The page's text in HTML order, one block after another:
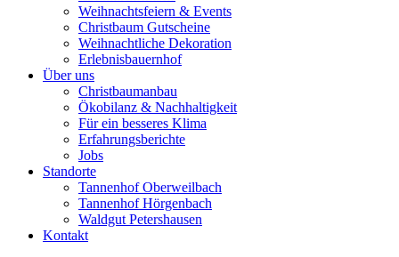
Weihnachtsfeiern & Events
Christbaum Gutscheine
Weihnachtliche Dekoration
Erlebnisbauernhof
Über uns
Christbaumanbau
Ökobilanz & Nachhaltigkeit
Für ein besseres Klima
Erfahrungsberichte
Jobs
Standorte
Tannenhof Oberweilbach
Tannenhof Hörgenbach
Waldgut Petershausen
Kontakt